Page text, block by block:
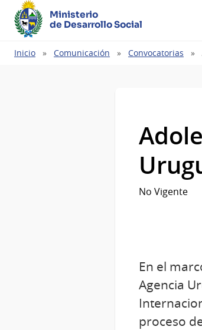
Ministerio
de Desarrollo Social
Ruta
Inicio Comunicación Convocatorias
No Vigente
En el
Agencia
proceso